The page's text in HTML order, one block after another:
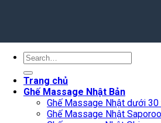
Search
Trang chủ
Ghế Massage Nhật Bản
Ghế Massage Nhật dưới 30
Ghế Massage Nhật Saporoo